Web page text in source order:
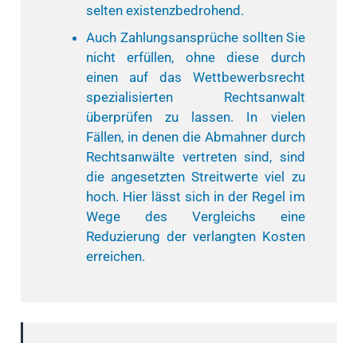
selten existenzbedrohend.
Auch Zahlungsansprüche sollten Sie
nicht erfüllen, ohne diese durch
einen auf das Wettbewerbsrecht
spezialisierten Rechtsanwalt
überprüfen zu lassen. In vielen
Fällen, in denen die Abmahner durch
Rechtsanwälte vertreten sind, sind
die angesetzten Streitwerte viel zu
hoch. Hier lässt sich in der Regel im
Wege des Vergleichs eine
Reduzierung der verlangten Kosten
erreichen.